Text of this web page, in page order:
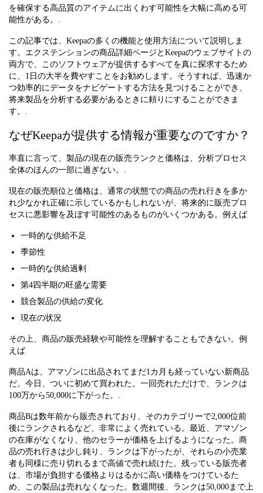
を確保する高品質のアイテムに出くわす可能性を大幅に高める可
能性がある。.
この記事では、Keepaの多くの機能と使用方法について説明しま
す。エクステンションの商品詳細ページとKeepaのウェブサイトの
両方で、このソフトウェアが提供するすべてを真に探求するため
に、1日の大半を費やすことをお勧めします。そうすれば、迅速か
つ効率的にデータをナビゲートする方法を見つけることができ、
将来製品を分析する必要があるときに頼りにすることができま
す。.
なぜKeepaが提供する情報が重要なのですか？
率直に言って、製品の現在の販売ランクと価格は、分析プロセス
全体のほんの一部に過ぎない。.
現在の販売順位と価格は、通常の状態での商品の売れ行きを多か
れ少なかれ正確に示しているかもしれないが、将来的に販売プロ
セスに悪影響を及ぼす可能性のあるものがいくつかある。例えば
一時的な供給不足
季節性
一時的な供給過剰
第4四半期の旺盛な需要
競合製品の供給の変化
現在の状況
その上、商品の販売経験や可能性を理解することもできない。例
えば
商品Aは、アマゾンに出品されてまだ1カ月も経っていない新商品
だ。今日、ついに初めて買われた。一回売れただけで、ランクは
100万から50,000に下がった。.
商品Bは数年前から販売されており、そのカテゴリーで2,000位前
後にランクされるなど、非常によく売れている。最近、アマゾン
の在庫がなくなり、他のセラーが価格を上げるようになった。商
品の売れ行きは少し鈍り、ランクは下がったが、それらの小売業
者も同様に売り切れるまで高値で売れ続けた。残っている販売者
は、市場が負担する価格よりはるかに高い価格をつけているた
め、この製品は売れなくなった。数週間後、ランクは50,000まで上